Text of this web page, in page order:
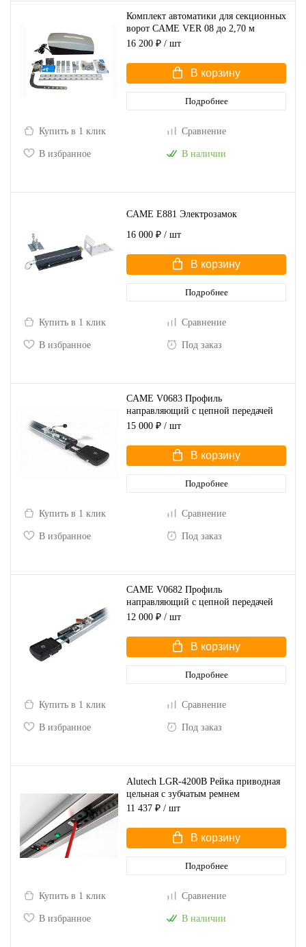
Комплект автоматики для секционных
ворот CAME VER 08 до 2,70 м
COMBO CLASSICO (арт.VER08DES
16 200 ₽ / шт
В корзину
Подробнее
Купить в 1 клик Сравнение
В избранное В наличии
CAME E881 Электрозамок
16 000 ₽ / шт
В корзину
Подробнее
Купить в 1 клик Сравнение
В избранное Под заказ
CAME V0683 Профиль
направляющий с цепной передачей
для ворот высотой до 3,25 м
15 000 ₽ / шт
В корзину
Подробнее
Купить в 1 клик Сравнение
В избранное Под заказ
CAME V0682 Профиль
направляющий с цепной передачей
для ворот высотой до 2,75 м
12 000 ₽ / шт
В корзину
Подробнее
Купить в 1 клик Сравнение
В избранное Под заказ
Alutech LGR-4200B Рейка приводная
цельная с зубчатым ремнем
11 437 ₽ / шт
В корзину
Подробнее
Купить в 1 клик Сравнение
В избранное В наличии